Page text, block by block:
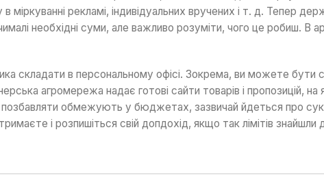
в міркуванні рекламі, індивідуальних вручених і т. д. Тепер
необхідні суми, але важливо розуміти, чого це робиш. В
складати в персональному офісі. Зокрема, ви можете бути
агромережа надає готові сайти товарів і пропозицій,
обмежують у бюджетах, зазвичай йдеться про
і розпишіться свій допдохід, якщо так лімітів знайшли